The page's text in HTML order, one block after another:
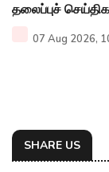
தலைப்புச்
07 Aug 2026,
SHARE US